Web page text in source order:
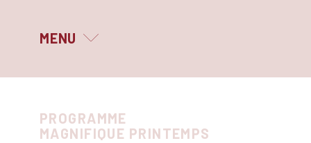
MENU
LE FESTIVAL
PROGRAMME
MAGNIFIQUE PRINTEMPS